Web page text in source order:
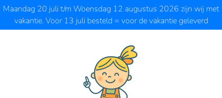
Ga naar de hoofdinhoud
Maandag 20 juli t/m Woensdag 12 augustus 2026 zijn wij met
vakantie. Voor 13 juli besteld = voor de vakantie geleverd